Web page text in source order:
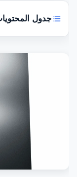
جدول
هل تبحث عن
صيانة
خدمات تصليح
قطع غيار
مراكز خدمة
الخط